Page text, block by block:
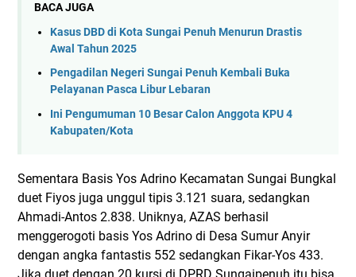
BACA JUGA
Kasus DBD di Kota Sungai Penuh Menurun Drastis
Awal Tahun 2025
Pengadilan Negeri Sungai Penuh Kembali Buka
Pelayanan Pasca Libur Lebaran
Ini Pengumuman 10 Besar Calon Anggota KPU 4
Kabupaten/Kota
Sementara Basis Yos Adrino Kecamatan Sungai Bungkal
duet Fiyos juga unggul tipis 3.121 suara, sedangkan
Ahmadi-Antos 2.838. Uniknya, AZAS berhasil
menggerogoti basis Yos Adrino di Desa Sumur Anyir
dengan angka fantastis 552 sedangkan Fikar-Yos 433.